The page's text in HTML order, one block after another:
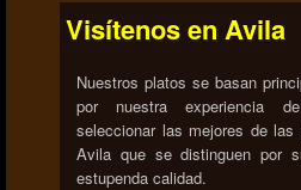
Visítenos en Avila
Nuestros platos se basan
por nuestra experiencia
seleccionar las mejores de
Avila que se distinguen por
estupenda calidad.